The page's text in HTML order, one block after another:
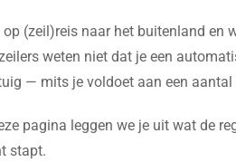
op (zeil)reis naar het buitenland en
weten niet dat je een
— mits je voldoet aan een aantal
pagina leggen we je uit wat de
stapt.